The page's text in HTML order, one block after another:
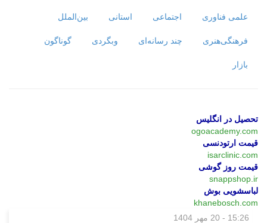
علمی فناوری اجتماعی استانی بین‌الملل
فرهنگی‌هنری چند رسانه‌ای وبگردی گوناگون
بازار
تحصیل در انگلیس
ogoacademy.com
قیمت ارتودنسی
isarclinic.com
قیمت روز گوشی
snappshop.ir
لباسشویی بوش
khanebosch.com
15:26 - 20 مهر 1404